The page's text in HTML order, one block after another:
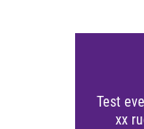
Test
xx